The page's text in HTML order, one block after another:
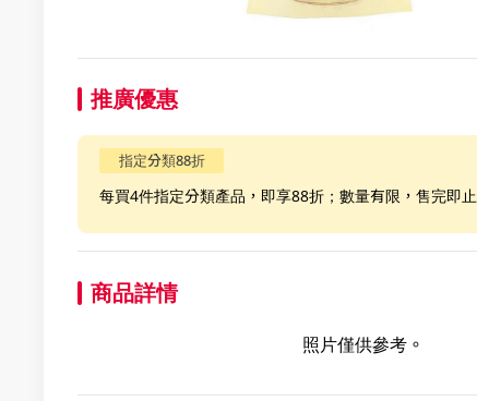
推廣優惠
指定分類88折
每買4件指定分類產品，即享88折；數量有限，售完即止
商品詳情
照片僅供參考。